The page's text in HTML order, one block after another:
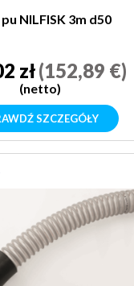
NILFISK 3m d50
zł(152,89 €)
(netto)
SZCZEGÓŁY